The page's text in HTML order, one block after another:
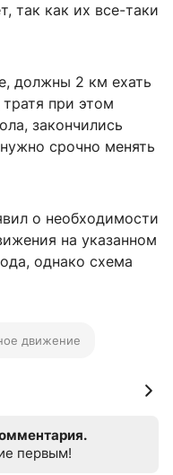
так как их все-таки
должны 2 км ехать
при этом
закончились
срочно менять
о необходимости
на указанном
однако схема
движение
первым!